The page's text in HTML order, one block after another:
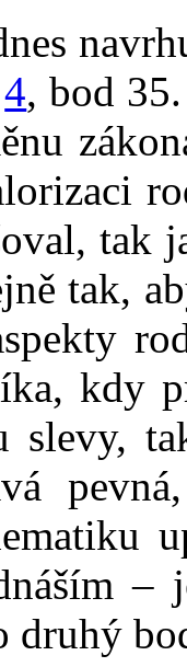
4, bod
tak
tak,
kdy
slevy,
druhý